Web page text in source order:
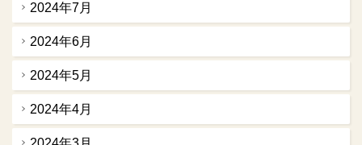
2024年7月
2024年6月
2024年5月
2024年4月